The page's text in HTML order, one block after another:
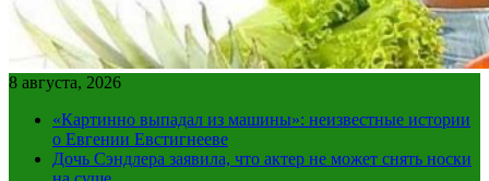
8 августа, 2026
«Картинно выпадал из машины»: неизвестные истории
о Евгении Евстигнееве
Дочь Сэндлера заявила, что актер не может снять носки